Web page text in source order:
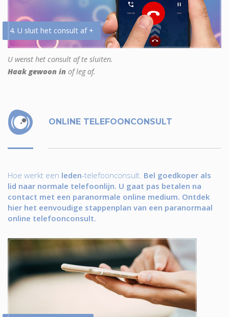
4. U sluit het consult af +
U wenst het consult af te sluiten.
Haak gewoon in of leg af.
ONLINE TELEFOONCONSULT
Hoe werkt een leden-telefoonconsult. Bel goedkoper als
lid naar normale telefoonlijn. U gaat pas betalen na
contact met een paranormale online medium. Ontdek
hier het eenvoudige stappenplan van een paranormaal
online telefoonconsult.